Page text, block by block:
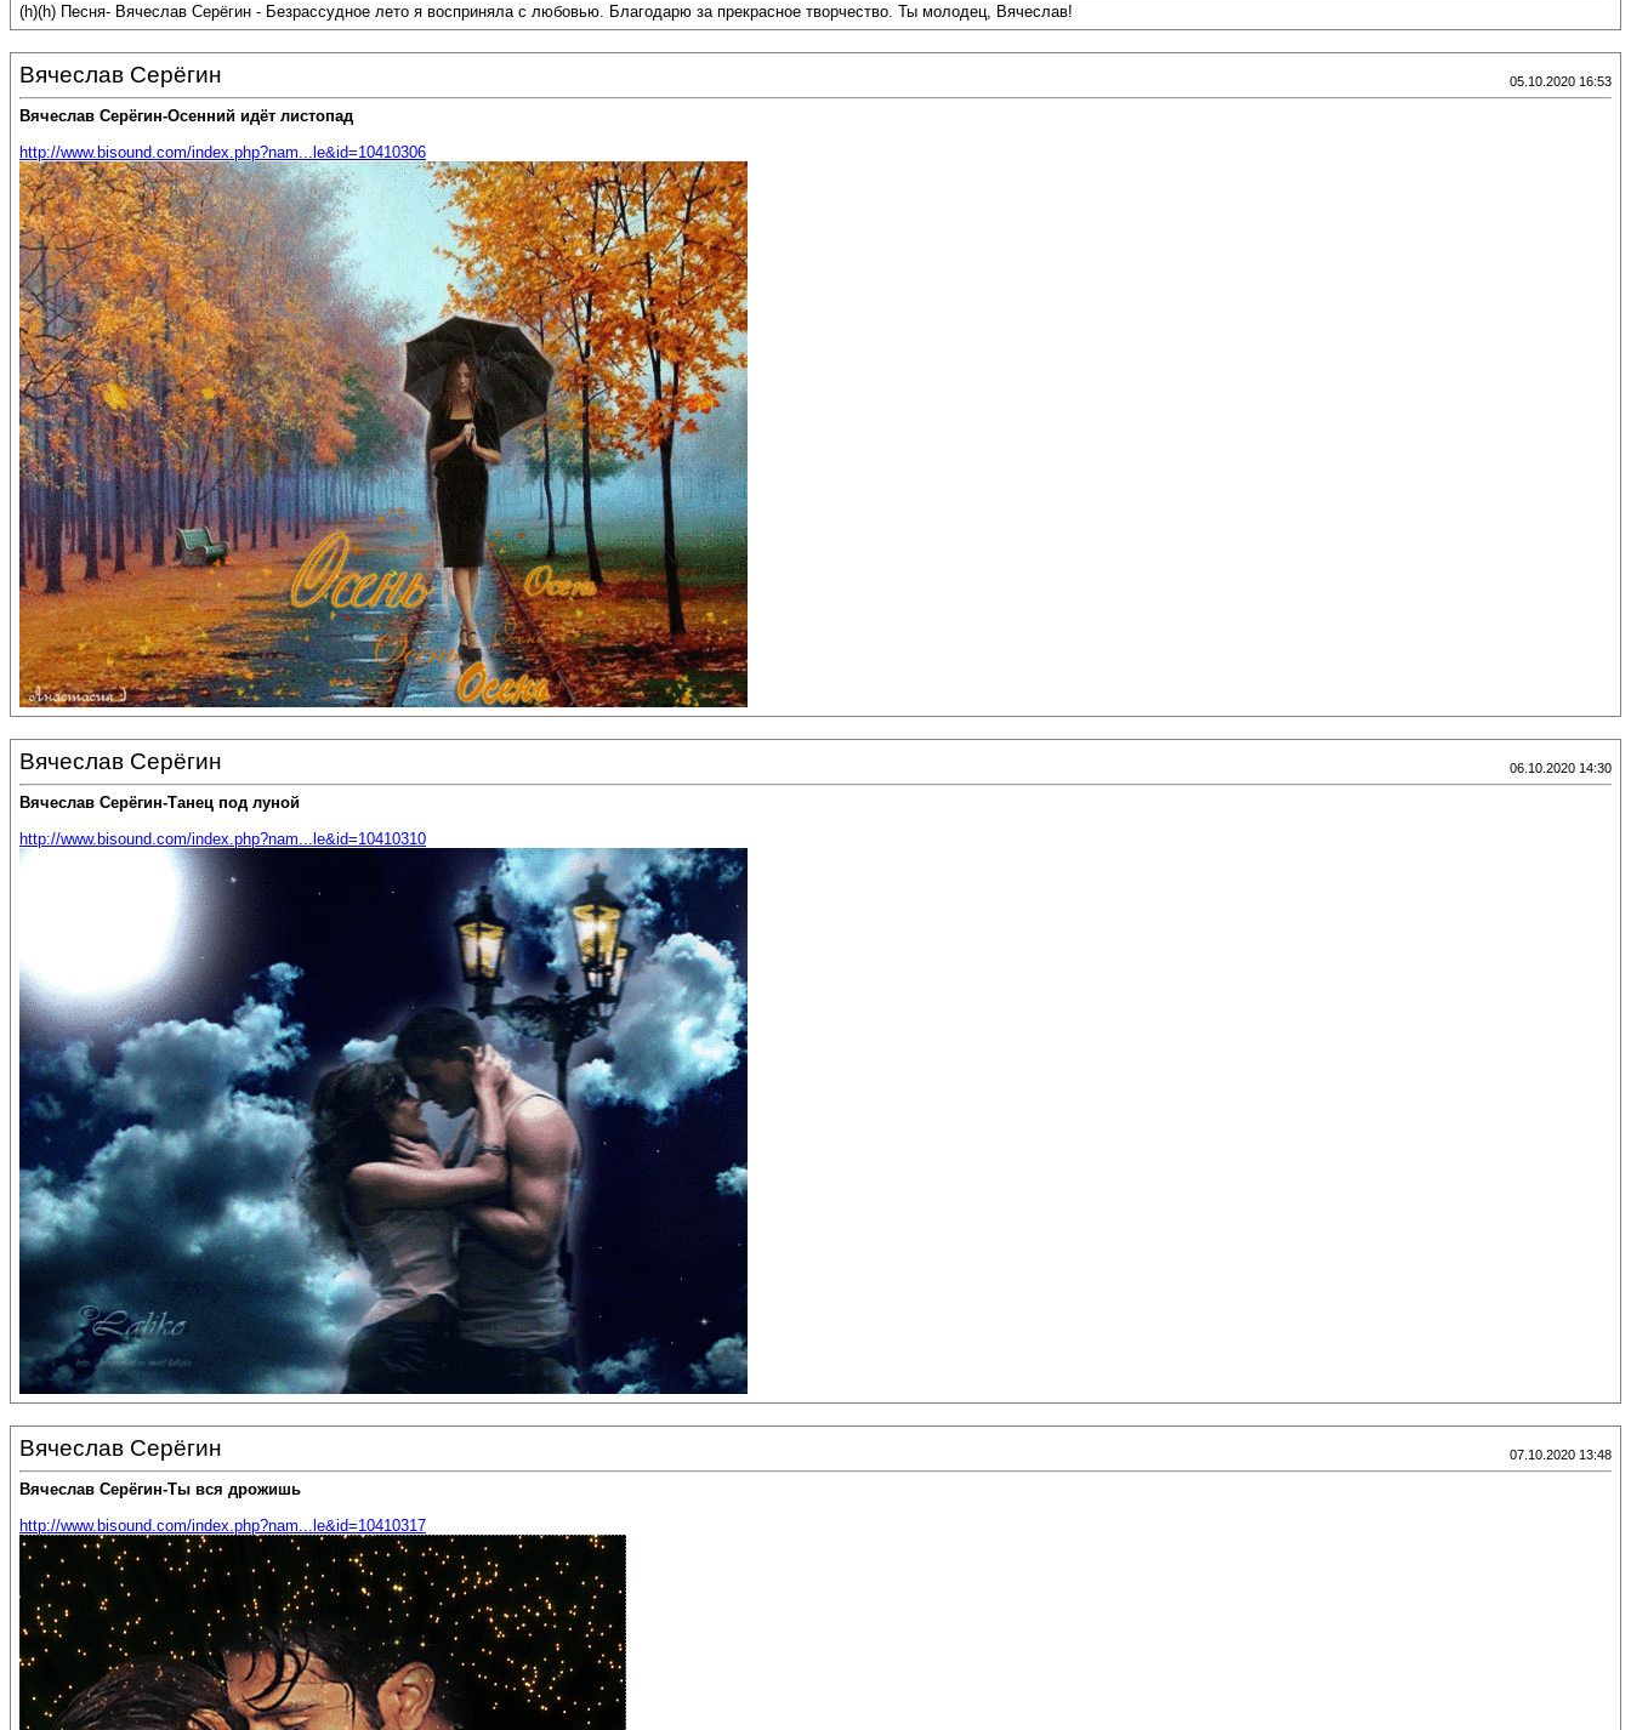
(h)(h) Песня- Вячеслав Серёгин - Безрассудное лето я восприняла с любовью. Благодарю за прекрасное творчество. Ты молодец, Вячеслав!
Вячеслав Серёгин 05.10.2020 16:53
Вячеслав Серёгин-Осенний идёт листопад
http://www.bisound.com/index.php?nam...le&id=10410306
Вячеслав Серёгин 06.10.2020 14:30
Вячеслав Серёгин-Танец под луной
http://www.bisound.com/index.php?nam...le&id=10410310
Вячеслав Серёгин 07.10.2020 13:48
Вячеслав Серёгин-Ты вся дрожишь
http://www.bisound.com/index.php?nam...le&id=10410317